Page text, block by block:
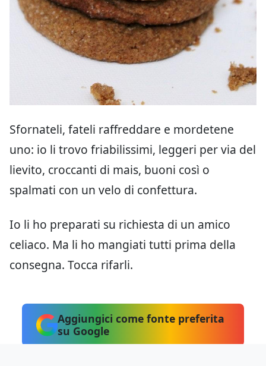
Sfornateli, fateli raffreddare e mordetene
uno: io li trovo friabilissimi, leggeri per via del
lievito, croccanti di mais, buoni così o
spalmati con un velo di confettura.
Io li ho preparati su richiesta di un amico
celiaco. Ma li ho mangiati tutti prima della
consegna. Tocca rifarli.
Aggiungici come fonte preferita
su Google